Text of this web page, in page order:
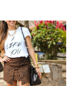
print...